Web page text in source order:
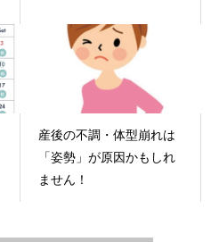
産後の不調・体型崩れは
「姿勢」が原因かもしれ
ません！